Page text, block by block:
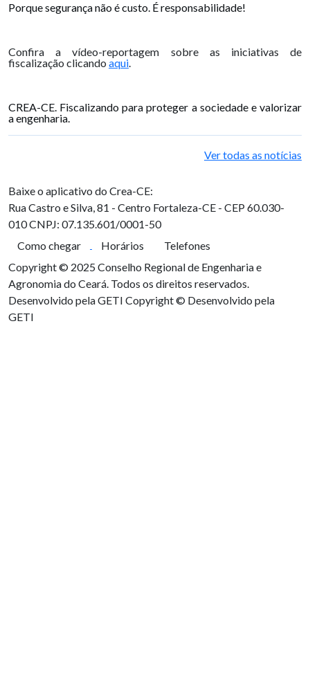
Porque segurança não é custo. É responsabilidade!
Confira a vídeo-reportagem sobre as iniciativas de
fiscalização clicando aqui.
CREA-CE. Fiscalizando para proteger a sociedade e valorizar
a engenharia.
Ver todas as notícias
Baixe o aplicativo do Crea-CE:
Rua Castro e Silva, 81 - Centro Fortaleza-CE - CEP 60.030-
010CNPJ: 07.135.601/0001-50
Como chegar
Horários
Telefones
Copyright © 2025 Conselho Regional de Engenharia e
Agronomia do Ceará. Todos os direitos reservados.
Desenvolvido pela GETI Copyright © Desenvolvido pela
GETI